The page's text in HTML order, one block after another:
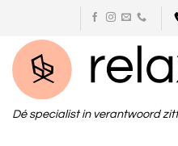
content
Dé specialist in verantwoord